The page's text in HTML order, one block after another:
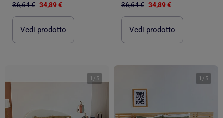
36,64 € 34,89 €
Vedi prodotto
36,64 € 34,89 €
Vedi prodotto
1 / 5 1 / 5